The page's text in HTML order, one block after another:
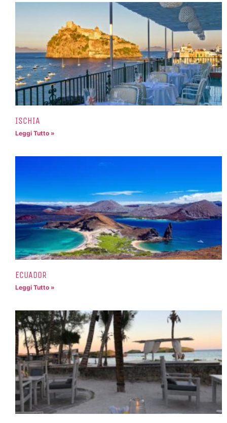
ISCHIA
Leggi Tutto »
ECUADOR
Leggi Tutto »